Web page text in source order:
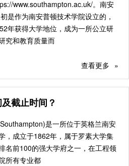
www.southampton.ac.uk/。南安
是作为南安普顿技术学院设立的，
年获得大学地位，成为一所公立研
究和教育质量而
查看更多 »
截止时间？
是一所位于英格兰南安
，成立于1862年，属于罗素大学集
名前100的强大学府之一，在工程领
所有专业都